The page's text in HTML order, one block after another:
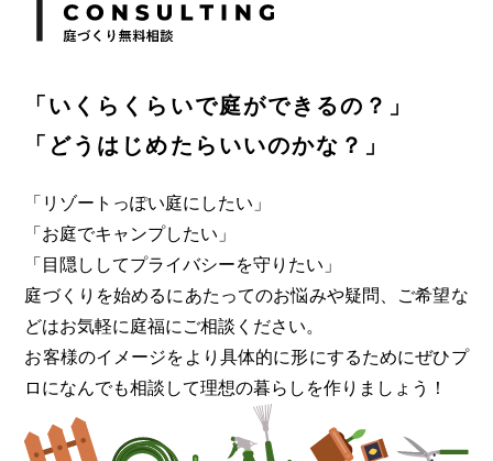
「いくらくらいで庭ができるの？」
「どうはじめたらいいのかな？」
「リゾートっぽい庭にしたい」
「お庭でキャンプしたい」
「目隠ししてプライバシーを守りたい」
庭づくりを始めるにあたってのお悩みや疑問、ご希望な
どはお気軽に庭福にご相談ください。
お客様のイメージをより具体的に形にするためにぜひプ
ロになんでも相談して理想の暮らしを作りましょう！